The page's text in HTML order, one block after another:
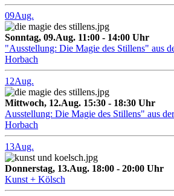
09Aug.
Sonntag, 09.Aug. 11:00 - 14:00 Uhr
"Ausstellung: Die Magie des Stillens" aus
Horbach
12Aug.
Mittwoch, 12.Aug. 15:30 - 18:30 Uhr
Ausstellung: Die Magie des Stillens" aus
Horbach
13Aug.
Donnerstag, 13.Aug. 18:00 - 20:00 Uhr
Kunst + Kölsch